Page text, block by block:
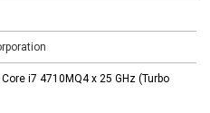
i7 4710MQ4 x 25 GHz (Turbo